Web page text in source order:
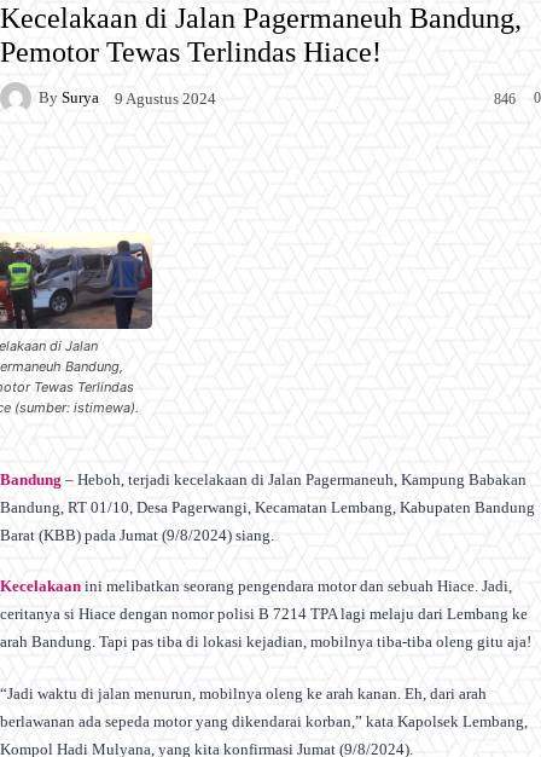
Kecelakaan di Jalan Pagermaneuh Bandung,
Pemotor Tewas Terlindas Hiace!
By Surya 9 Agustus 2024 0
846
di Jalan
Bandung,
Tewas Terlindas
(sumber: istimewa).
Bandung – Heboh, terjadi kecelakaan di Jalan Pagermaneuh, Kampung Babakan
Bandung, RT 01/10, Desa Pagerwangi, Kecamatan Lembang, Kabupaten Bandung
Barat (KBB) pada Jumat (9/8/2024) siang.
Kecelakaan ini melibatkan seorang pengendara motor dan sebuah Hiace. Jadi,
ceritanya si Hiace dengan nomor polisi B 7214 TPA lagi melaju dari Lembang ke
arah Bandung. Tapi pas tiba di lokasi kejadian, mobilnya tiba-tiba oleng gitu aja!
“Jadi waktu di jalan menurun, mobilnya oleng ke arah kanan. Eh, dari arah
berlawanan ada sepeda motor yang dikendarai korban,” kata Kapolsek Lembang,
Kompol Hadi Mulyana, yang kita konfirmasi Jumat (9/8/2024).